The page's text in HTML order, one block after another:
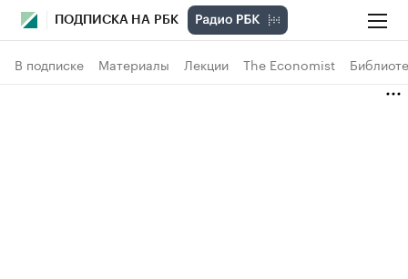
ПОДПИСКА НА РБК
В подписке Материалы Лекции The Economist